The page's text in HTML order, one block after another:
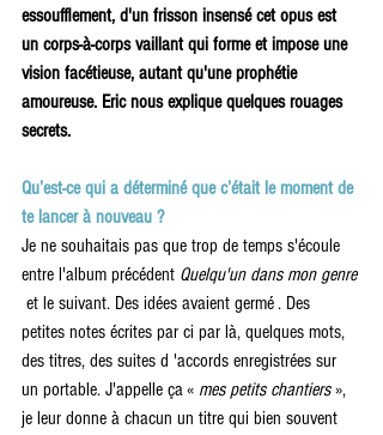
essoufflement, d'un frisson insensé cet opus est
un corps-à-corps vaillant qui forme et impose une
vision facétieuse, autant qu'une prophétie
amoureuse. Eric nous explique quelques rouages
secrets.
Qu’est-ce qui a déterminé que c’était le moment de
te lancer à nouveau ?
Je ne souhaitais pas que trop de temps s'écoule
entre l'album précédent Quelqu'un dans mon genre
et le suivant. Des idées avaient germé . Des
petites notes écrites par ci par là, quelques mots,
des titres, des suites d 'accords enregistrées sur
un portable. J'appelle ça « mes petits chantiers »,
je leur donne à chacun un titre qui bien souvent